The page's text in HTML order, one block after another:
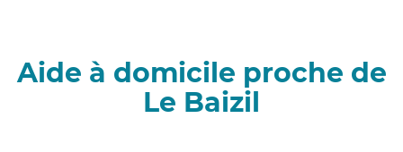
Aide à domicile proche de
Le Baizil